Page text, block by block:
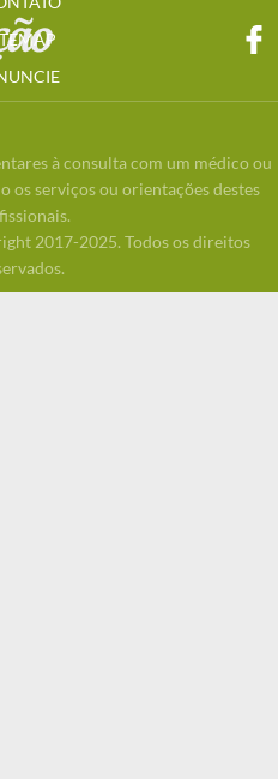
à consulta com um médico ou
os serviços ou orientações destes
2017-2025. Todos os direitos